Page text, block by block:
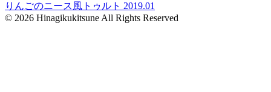
りんごのニース風トゥルト 2019.01
© 2026 Hinagikukitsune All Rights Reserved